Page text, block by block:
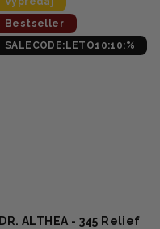
hviezdičiek.
Bestseller
SALECODE:LETO10:10:%
DR. ALTHEA - 345 Relief